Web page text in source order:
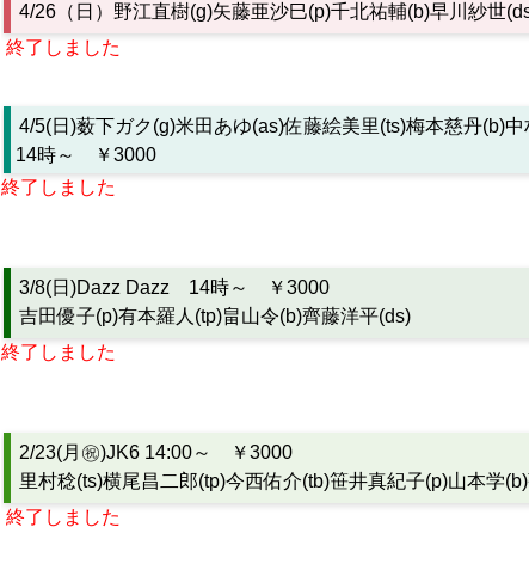
4/26（日）野江直樹(g)矢藤亜沙巳(p)千北祐輔(b)早川紗世
終了しました
4/5(日)薮下ガク(g)米田あゆ(as)佐藤絵美里(ts)梅本慈丹(b)
14時～ ￥3000
終了しました
3/8(日)Dazz Dazz 14時～ ￥3000
吉田優子(p)有本羅人(tp)畠山令(b)齊藤洋平(ds)
終了しました
2/23(月㊗)JK6 14:00～ ￥3000
里村稔(ts)横尾昌二郎(tp)今西佑介(tb)笹井真紀子(p)山本学
終了しました